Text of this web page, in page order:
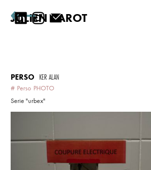
JULIEN CAROT
PERSO KER ALAN
# Perso PHOTO
Serie "urbex"